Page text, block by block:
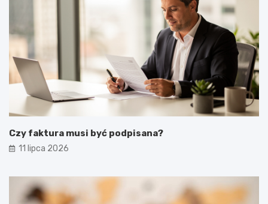
Czy faktura musi być podpisana?
11 lipca 2026